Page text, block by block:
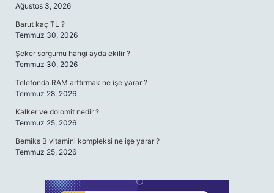
Ağustos 3, 2026
Barut kaç TL ?
Temmuz 30, 2026
Şeker sorgumu hangi ayda ekilir ?
Temmuz 30, 2026
Telefonda RAM arttırmak ne işe yarar ?
Temmuz 28, 2026
Kalker ve dolomit nedir ?
Temmuz 25, 2026
Bemiks B vitamini kompleksi ne işe yarar ?
Temmuz 25, 2026